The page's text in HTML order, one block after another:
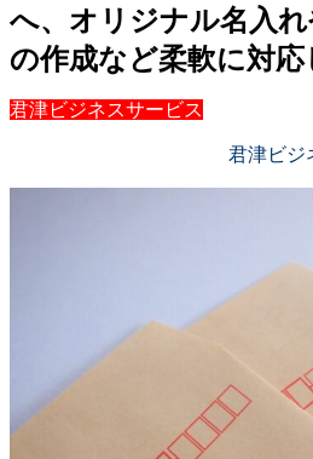
へ、オリジナル名入
の作成など柔軟に対応
君津ビジネスサービス
君津ビジ